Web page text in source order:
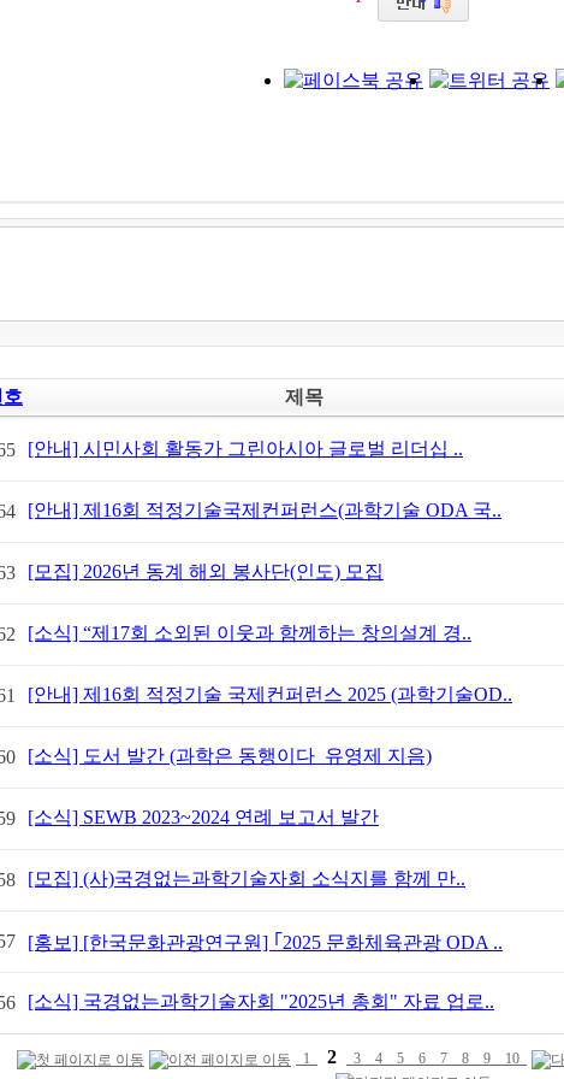
제목
[안내] 시민사회 활동가 그린아시아 글로벌 리더십 ..
[안내] 제16회 적정기술국제컨퍼런스(과학기술 ODA 국..
[모집] 2026년 동계 해외 봉사단(인도) 모집
[소식] “제17회 소외된 이웃과 함께하는 창의설계 경..
[안내] 제16회 적정기술 국제컨퍼런스 2025 (과학기술OD..
[소식] 도서 발간 (과학은 동행이다_유영제 지음)
[소식] SEWB 2023~2024 연례 보고서 발간
[모집] (사)국경없는과학기술자회 소식지를 함께 만..
[홍보] [한국문화관광연구원] ｢2025 문화체육관광 ODA ..
[소식] 국경없는과학기술자회 "2025년 총회" 자료 업로..
1 2 3 4 5 6 7 8 9 10